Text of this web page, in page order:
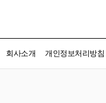
회사소개 개인정보처리방침